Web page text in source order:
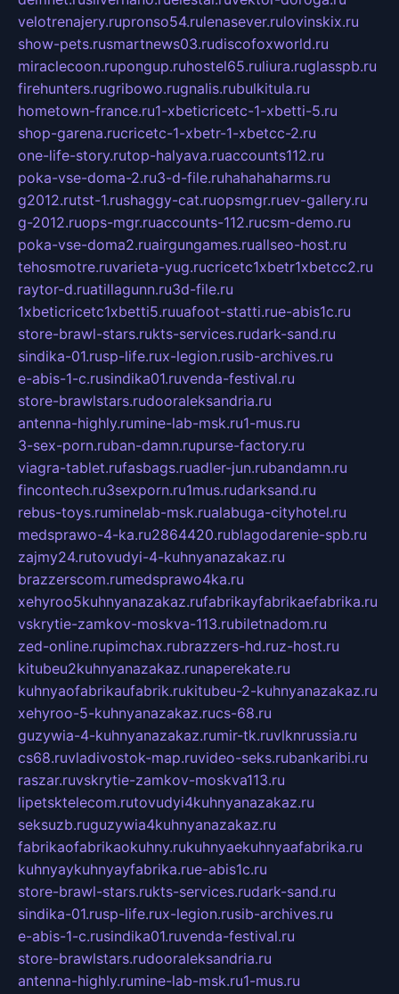
velotrenajery.rupronso54.rulenasever.rulovinskix.ru
show-pets.rusmartnews03.rudiscofoxworld.ru
miraclecoon.rupongup.ruhostel65.ruliura.ruglasspb.ru
firehunters.rugribowo.rugnalis.rubulkitula.ru
hometown-france.ru1-xbeticricetc-1-xbetti-5.ru
shop-garena.rucricetc-1-xbetr-1-xbetcc-2.ru
one-life-story.rutop-halyava.ruaccounts112.ru
poka-vse-doma-2.ru3-d-file.ruhahahaharms.ru
g2012.rutst-1.rushaggy-cat.ruopsmgr.ruev-gallery.ru
g-2012.ruops-mgr.ruaccounts-112.rucsm-demo.ru
poka-vse-doma2.ruairgungames.ruallseo-host.ru
tehosmotre.ruvarieta-yug.rucricetc1xbetr1xbetcc2.ru
raytor-d.ruatillagunn.ru3d-file.ru
1xbeticricetc1xbetti5.ruuafoot-statti.rue-abis1c.ru
store-brawl-stars.rukts-services.rudark-sand.ru
sindika-01.rusp-life.rux-legion.rusib-archives.ru
e-abis-1-c.rusindika01.ruvenda-festival.ru
store-brawlstars.rudooraleksandria.ru
antenna-highly.rumine-lab-msk.ru1-mus.ru
3-sex-porn.ruban-damn.rupurse-factory.ru
viagra-tablet.rufasbags.ruadler-jun.rubandamn.ru
fincontech.ru3sexporn.ru1mus.rudarksand.ru
rebus-toys.ruminelab-msk.rualabuga-cityhotel.ru
medsprawo-4-ka.ru2864420.rublagodarenie-spb.ru
zajmy24.rutovudyi-4-kuhnyanazakaz.ru
brazzerscom.rumedsprawo4ka.ru
xehyroo5kuhnyanazakaz.rufabrikayfabrikaefabrika.ru
vskrytie-zamkov-moskva-113.rubiletnadom.ru
zed-online.rupimchax.rubrazzers-hd.ruz-host.ru
kitubeu2kuhnyanazakaz.runaperekate.ru
kuhnyaofabrikaufabrik.rukitubeu-2-kuhnyanazakaz.ru
xehyroo-5-kuhnyanazakaz.rucs-68.ru
guzywia-4-kuhnyanazakaz.rumir-tk.ruvlknrussia.ru
cs68.ruvladivostok-map.ruvideo-seks.rubankaribi.ru
raszar.ruvskrytie-zamkov-moskva113.ru
lipetsktelecom.rutovudyi4kuhnyanazakaz.ru
seksuzb.ruguzywia4kuhnyanazakaz.ru
fabrikaofabrikaokuhny.rukuhnyaekuhnyaafabrika.ru
kuhnyaykuhnyayfabrika.rue-abis1c.ru
store-brawl-stars.rukts-services.rudark-sand.ru
sindika-01.rusp-life.rux-legion.rusib-archives.ru
e-abis-1-c.rusindika01.ruvenda-festival.ru
store-brawlstars.rudooraleksandria.ru
antenna-highly.rumine-lab-msk.ru1-mus.ru